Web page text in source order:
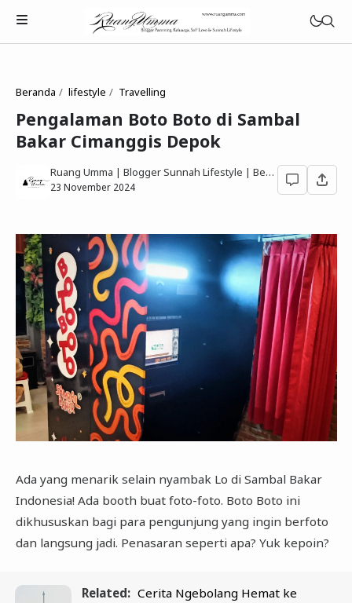
Parenting Islami
Rumah Tangga Muslimah
Refleksi Muslimah
Review & Rekomendasi
Beranda lifestyle Travelling
Pengalaman Boto Boto di Sambal
Bakar Cimanggis Depok
Ruang Umma | Blogger Sunnah Lifestyle | Berbagi Gaya Hidup Sesuai Quran Sunnah
23 November 2024
Ada yang menarik selain nyambak Lo di Sambal Bakar
Indonesia! Ada booth buat foto-foto. Boto Boto ini
dikhususkan bagi para pengunjung yang ingin berfoto
dan langsung jadi. Penasaran seperti apa? Yuk kepoin?
Related: Cerita Ngebolang Hemat ke